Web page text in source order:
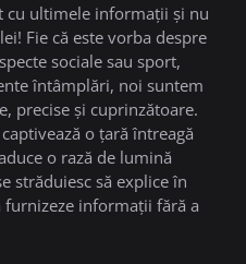
cu ultimele informații și nu
Fie că este vorba despre
sociale sau sport,
întâmplări, noi suntem
precise și cuprinzătoare.
o țară întreagă
o rază de lumină
străduiesc să explice în
informații fără a